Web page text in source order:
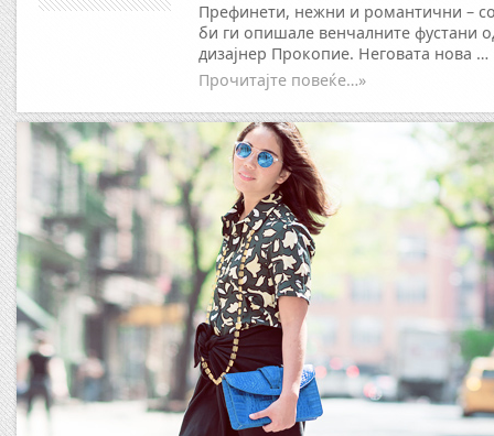
Префинети, нежни и романтични –
би ги опишале венчалните фустани
дизајнер Прокопие. Неговата нова …
Прочитајте повеќе…»